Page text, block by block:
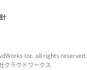
Inc. all rights reserved.
クラウドワークス